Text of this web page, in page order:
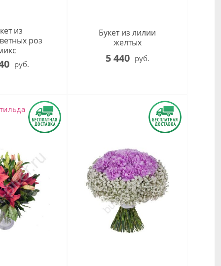
из
роз
руб.
Букет из лилии
желтых
5 440 руб.